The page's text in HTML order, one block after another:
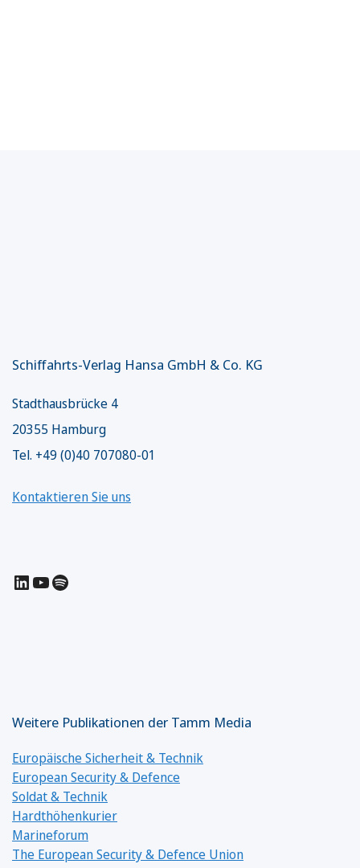
Schiffahrts-Verlag Hansa GmbH & Co. KG
Stadthausbrücke 4
20355 Hamburg
Tel. +49 (0)40 707080-01
Kontaktieren Sie uns
LinkedIn
YouTube
Spotify
Weitere Publikationen der Tamm Media
Europäische Sicherheit & Technik
European Security & Defence
Soldat & Technik
Hardthöhenkurier
Marineforum
The European Security & Defence Union